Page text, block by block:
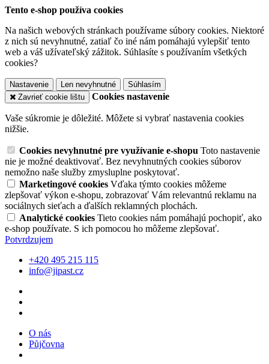
Tento e-shop používa cookies
Na našich webových stránkach používame súbory cookies. Niektoré
z nich sú nevyhnutné, zatiaľ čo iné nám pomáhajú vylepšiť tento
web a váš užívateľský zážitok. Súhlasíte s používaním všetkých
cookies?
Nastavenie Len nevyhnutné
Súhlasím
Zavrieť cookie lištu
Cookies nastavenie
Vaše súkromie je dôležité. Môžete si vybrať nastavenia cookies
nižšie.
Cookies nevyhnutné pre využívanie e-shopu Toto nastavenie
nie je možné deaktivovať. Bez nevyhnutných cookies súborov
nemožno naše služby zmysluplne poskytovať.
Marketingové cookies Vďaka týmto cookies môžeme
zlepšovať výkon e-shopu, zobrazovať Vám relevantnú reklamu na
sociálnych sieťach a ďalších reklamných plochách.
Analytické cookies Tieto cookies nám pomáhajú pochopiť, ako
e-shop používate. S ich pomocou ho môžeme zlepšovať.
Potvrdzujem
+420 495 215 115
info@jipast.cz
O nás
Půjčovna